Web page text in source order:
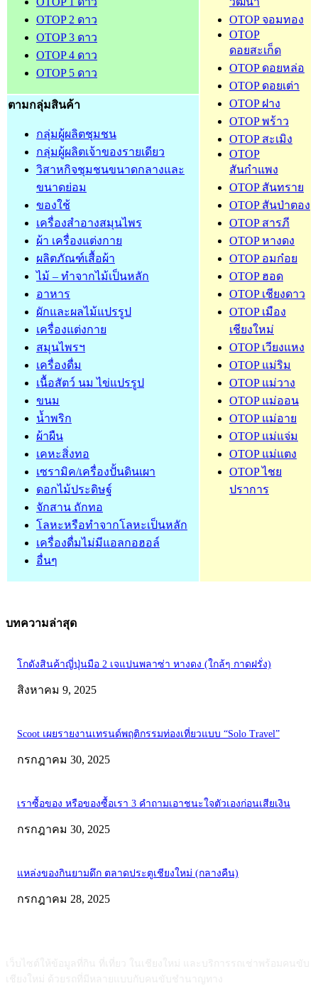
OTOP 2 ดาว
OTOP 3 ดาว
OTOP 4 ดาว
OTOP 5 ดาว
OTOP จอมทอง
OTOP
ดอยสะเก็ด
OTOP ดอยหล่อ
OTOP ดอยเต่า
OTOP ฝาง
OTOP พร้าว
OTOP สะเมิง
OTOP
สันกำแพง
OTOP สันทราย
OTOP สันป่าตอง
OTOP สารภี
OTOP หางดง
OTOP อมก๋อย
OTOP ฮอด
OTOP เชียงดาว
OTOP เมือง
เชียงใหม่
OTOP เวียงแหง
OTOP แม่ริม
OTOP แม่วาง
OTOP แม่ออน
OTOP แม่อาย
OTOP แม่แจ่ม
OTOP แม่แตง
OTOP ไชย
ปราการ
ตามกลุ่มสินค้า
กลุ่มผู้ผลิตชุมชน
กลุ่มผู้ผลิตเจ้าของรายเดียว
วิสาหกิจชุมชนขนาดกลางและ
ขนาดย่อม
ของใช้
เครื่องสำอางสมุนไพร
ผ้า เครื่องแต่งกาย
ผลิตภัณฑ์เสื้อผ้า
ไม้ – ทำจากไม้เป็นหลัก
อาหาร
ผักและผลไม้แปรรูป
เครื่องแต่งกาย
สมุนไพรฯ
เครื่องดื่ม
เนื้อสัตว์ นม ไข่แปรรูป
ขนม
น้ำพริก
ผ้าผืน
เคหะสิ่งทอ
เซรามิค/เครื่องปั้นดินเผา
ดอกไม้ประดิษฐ์
จักสาน ถักทอ
โลหะหรือทำจากโลหะเป็นหลัก
เครื่องดื่มไม่มีแอลกอฮอล์
อื่นๆ
บทความล่าสุด
โกดังสินค้าญี่ปุ่นมือ 2 เจแปนพลาซ่า หางดง (ใกล้ๆ กาดฝรั่ง)
สิงหาคม 9, 2025
Scoot เผยรายงานเทรนด์พฤติกรรมท่องเที่ยวแบบ “Solo Travel”
กรกฎาคม 30, 2025
เราซื้อของ หรือของซื้อเรา 3 คำถามเอาชนะใจตัวเองก่อนเสียเงิน
กรกฎาคม 30, 2025
แหล่งของกินยามดึก ตลาดประตูเชียงใหม่ (กลางคืน)
กรกฎาคม 28, 2025